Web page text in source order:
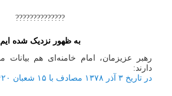
??????????????
به ظهور نزدیک شده ایم
رهبر عزیزمان، امام خامنه‌ای هم بیانات
دارند:
در تاریخ ۳ آذر ۱۳۷۸ مصادف با ۱۵ شعبان ۱۴۲۰، در جمع بسیجیان